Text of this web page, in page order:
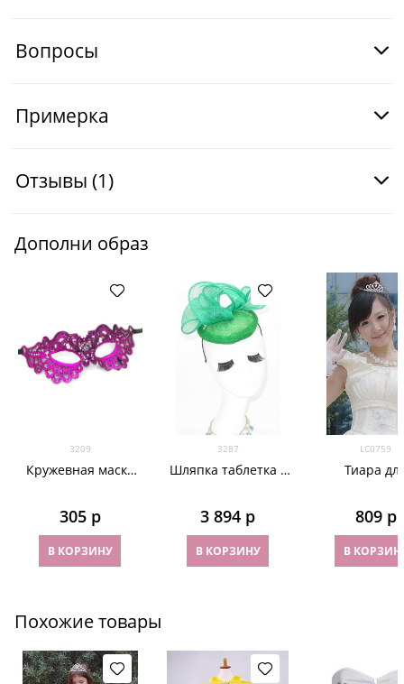
Вопросы
Примерка
Отзывы (1)
Дополни образ
3209
Кружевная маска
305 р
В КОРЗИНУ
3287
Шляпка таблетка с
3 894 р
В КОРЗИНУ
LC0759
Тиара
809 р
В
Похожие товары